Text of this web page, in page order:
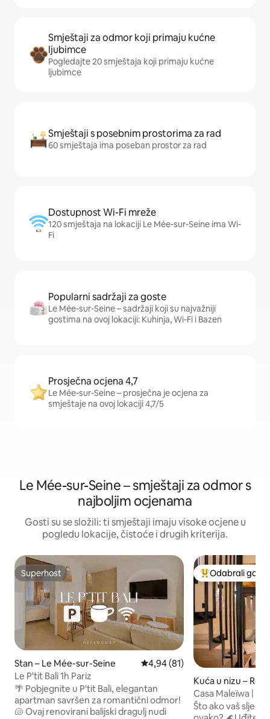
Smještaji za odmor koji primaju kućne
ljubimce
Pogledajte 20 smještaja koji primaju kućne
ljubimce
Smještaji s posebnim prostorima za rad
60 smještaja ima poseban prostor za rad
Dostupnost Wi-Fi mreže
120 smještaja na lokaciji Le Mée-sur-Seine ima Wi-
Fi
Popularni sadržaji za goste
Le Mée-sur-Seine – sadržaji koji su najvažniji
gostima na ovoj lokaciji: Kuhinja, Wi-Fi i Bazen
Prosječna ocjena 4,7
Le Mée-sur-Seine – prosječna je ocjena za
smještaje na ovoj lokaciji 4,7/5
Le Mée-sur-Seine – smještaji za odmor s
najboljim ocjenama
Gosti su se složili: ti smještaji imaju visoke ocjene u
pogledu lokacije, čistoće i drugih kriterija.
Superhost
Superhost
Stan – Le Mée-sur-Seine Prosječna ocjena: 4,94/5,
4,94 (81)
Le P'tit Bali 1h Pariz
🌴 Pobjegnite u P'tit Bali, elegantan
apartman savršen za romantični odmor!
🐚 Ovaj renovirani balijski dragulj nudi
Među najviše
Odabrali gosti
Kuća u nizu –
Casa Maleïwa |
Nezaboravan
Što ako vaš